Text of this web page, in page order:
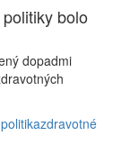
bolo
dopadmi
zdravotné